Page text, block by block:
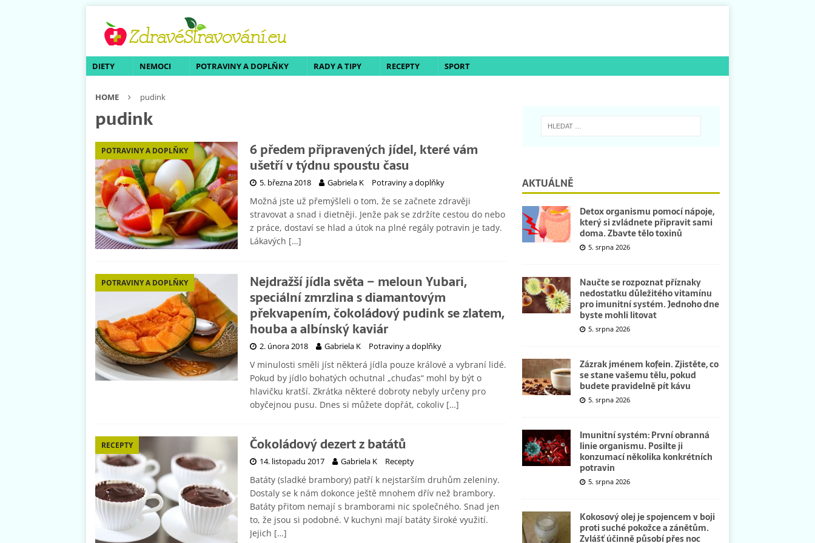
DIETY NEMOCI POTRAVINY A DOPLŇKY RADY A TIPY RECEPTY SPORT
HOME pudink
pudink
POTRAVINY A DOPLŇKY
6 předem připravených jídel, které vám
ušetří v týdnu spoustu času
5. března 2018 Gabriela K Potraviny a doplňky
Možná jste už přemýšleli o tom, že se začnete zdravěji
stravovat a snad i dietněji. Jenže pak se zdržíte cestou do nebo
z práce, dostaví se hlad a útok na plné regály potravin je tady.
Lákavých […]
POTRAVINY A DOPLŇKY
Nejdražší jídla světa – meloun Yubari,
speciální zmrzlina s diamantovým
překvapením, čokoládový pudink se zlatem,
houba a albínský kaviár
2. února 2018 Gabriela K Potraviny a doplňky
V minulosti směli jíst některá jídla pouze králové a vybraní lidé.
Pokud by jídlo bohatých ochutnal „chuďas“ mohl by být o
hlavičku kratší. Zkrátka některé dobroty nebyly určeny pro
obyčejnou pusu. Dnes si můžete dopřát, cokoliv […]
RECEPTY Čokoládový dezert z batátů
14. listopadu 2017 Gabriela K Recepty
Batáty (sladké brambory) patří k nejstarším druhům zeleniny.
Dostaly se k nám dokonce ještě mnohem dřív než brambory.
Batáty přitom nemají s bramborami nic společného. Snad jen
to, že jsou si podobné. V kuchyni mají batáty široké využití.
Jejich […]
AKTUÁLNĚ
Detox organismu pomocí nápoje,
který si zvládnete připravit sami
doma. Zbavte tělo toxinů
5. srpna 2026
Naučte se rozpoznat příznaky
nedostatku důležitého vitamínu
pro imunitní systém. Jednoho dne
byste mohli litovat
5. srpna 2026
Zázrak jménem kofein. Zjistěte, co
se stane vašemu tělu, pokud
budete pravidelně pít kávu
5. srpna 2026
Imunitní systém: První obranná
linie organismu. Posilte ji
konzumací několika konkrétních
potravin
5. srpna 2026
Kokosový olej je spojencem v boji
proti suché pokožce a zánětům.
Zvlášť účinně působí přes noc